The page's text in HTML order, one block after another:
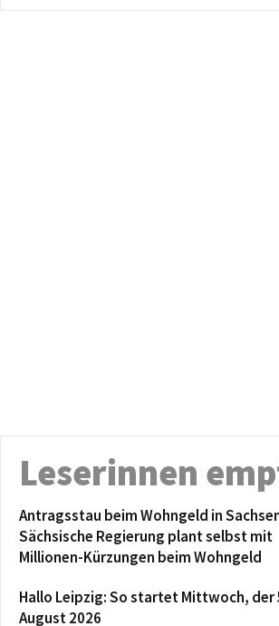
Leserinnen
Antragsstau beim Wohngeld in
Sächsische Regierung plant selbst mit
Millionen-Kürzungen beim Wohngeld
Hallo Leipzig: So startet Mittwoch, der
August 2026